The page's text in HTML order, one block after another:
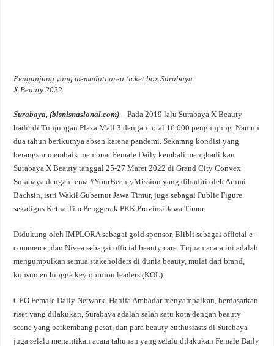
Pengunjung yang memadati area ticket box Surabaya
X Beauty 2022
Surabaya, (bisnisnasional.com) – Pada 2019 lalu Surabaya X Beauty
hadir di Tunjungan Plaza Mall 3 dengan total 16.000 pengunjung. Namun
dua tahun berikutnya absen karena pandemi. Sekarang kondisi yang
berangsur membaik membuat Female Daily kembali menghadirkan
Surabaya X Beauty tanggal 25-27 Maret 2022 di Grand City Convex
Surabaya dengan tema #YourBeautyMission yang dihadiri oleh Arumi
Bachsin, istri Wakil Gubernur Jawa Timur, juga sebagai Public Figure
sekaligus Ketua Tim Penggerak PKK Provinsi Jawa Timur.
Didukung oleh IMPLORA sebagai gold sponsor, Blibli sebagai official e-
commerce, dan Nivea sebagai official beauty care. Tujuan acara ini adalah
mengumpulkan semua stakeholders di dunia beauty, mulai dari brand,
konsumen hingga key opinion leaders (KOL).
CEO Female Daily Network, Hanifa Ambadar menyampaikan, berdasarkan
riset yang dilakukan, Surabaya adalah salah satu kota dengan beauty
scene yang berkembang pesat, dan para beauty enthusiasts di Surabaya
juga selalu menantikan acara tahunan yang selalu dilakukan Female Daily